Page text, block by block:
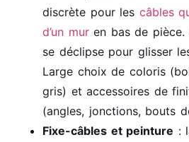
discrète pour les câbles
d’un muren bas de pièce.
se déclipse pour glisser
Large choix de coloris
gris) et accessoires de
(angles, jonctions, bouts
Fixe-câbles et peinture :